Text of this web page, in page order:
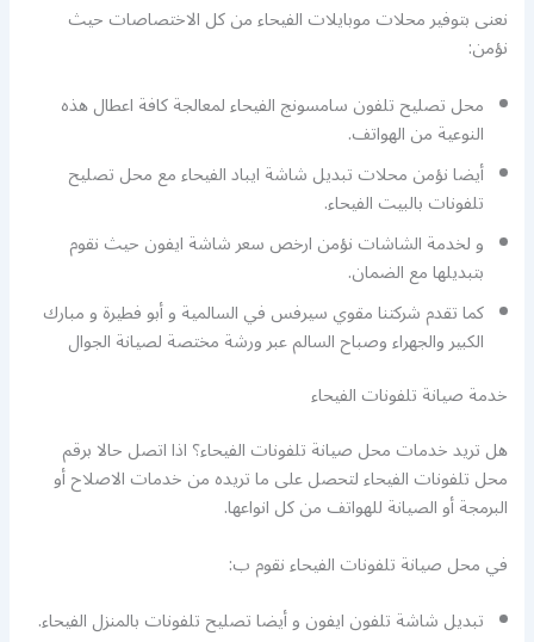
نعنى بتوفير محلات موبايلات الفيحاء من كل الاختصاصات حيث
نؤمن:
محل تصليح تلفون سامسونج الفيحاء لمعالجة كافة اعطال هذه
النوعية من الهواتف.
أيضا نؤمن محلات تبديل شاشة ايباد الفيحاء مع محل تصليح
تلفونات بالبيت الفيحاء.
و لخدمة الشاشات نؤمن ارخص سعر شاشة ايفون حيث نقوم
بتبديلها مع الضمان.
كما تقدم شركتنا مقوي سيرفس في السالمية و أبو فطيرة و مبارك
الكبير والجهراء وصباح السالم عبر ورشة مختصة لصيانة الجوال
خدمة صيانة تلفونات الفيحاء
هل تريد خدمات محل صيانة تلفونات الفيحاء؟ اذا اتصل حالا برقم
محل تلفونات الفيحاء لتحصل على ما تريده من خدمات الاصلاح أو
البرمجة أو الصيانة للهواتف من كل انواعها.
في محل صيانة تلفونات الفيحاء نقوم ب:
تبديل شاشة تلفون ايفون و أيضا تصليح تلفونات بالمنزل الفيحاء.